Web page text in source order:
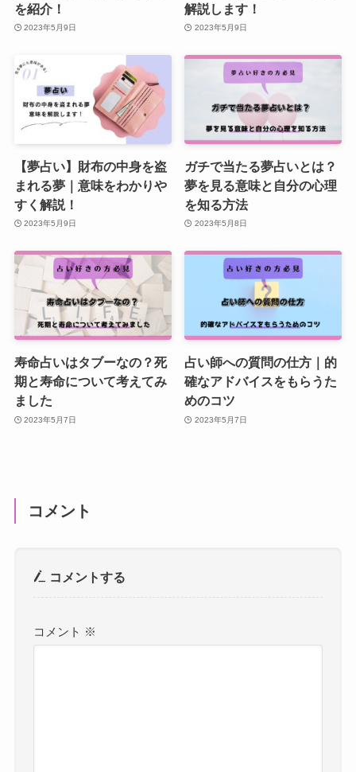
を紹介！
2023年5月9日
解説します！
2023年5月9日
【夢占い】財布の中身を盗
まれる夢｜意味をわかりや
すく解説！
2023年5月9日
ガチで当たる夢占いとは？
夢を見る意味と自分の心理
を知る方法
2023年5月8日
寿命占いはタブーなの？死
期と寿命について考えてみ
ました
2023年5月7日
占い師への質問の仕方｜的
確なアドバイスをもらうた
めのコツ
2023年5月7日
コメント
コメントする
コメント ※